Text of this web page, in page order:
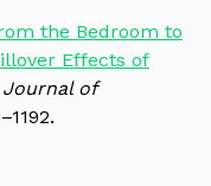
the Bedroom to
Effects of
Journal of